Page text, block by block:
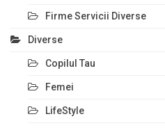
Firme Servicii Diverse
Diverse
Copilul Tau
Femei
LifeStyle